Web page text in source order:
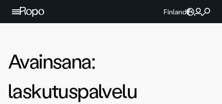
Jatka sisältöön
Finland
Avainsana:
laskutuspalvelu